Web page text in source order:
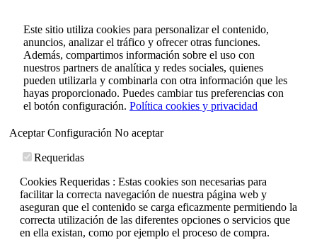
Este sitio utiliza cookies para personalizar el contenido,
anuncios, analizar el tráfico y ofrecer otras funciones.
Además, compartimos información sobre el uso con
nuestros partners de analítica y redes sociales, quienes
pueden utilizarla y combinarla con otra información que les
hayas proporcionado. Puedes cambiar tus preferencias con
el botón configuración. Política cookies y privacidad
AceptarConfiguración No aceptar
Requeridas
Cookies Requeridas : Estas cookies son necesarias para
facilitar la correcta navegación de nuestra página web y
aseguran que el contenido se carga eficazmente permitiendo la
correcta utilización de las diferentes opciones o servicios que
en ella existan, como por ejemplo el proceso de compra.